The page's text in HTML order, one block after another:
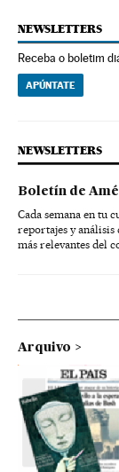
NEWSLETTERS
Receba o boletim
APÚNTATE
NEWSLETTERS
Boletín de
Cada semana en tu
reportajes y análisis
más relevantes del
Arquivo